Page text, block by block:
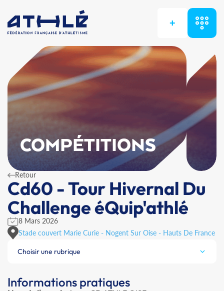
+
COMPÉTITIONS
Retour
Cd60 - Tour Hivernal Du
Challenge éQuip'athlé
8 Mars 2026
Stade couvert Marie Curie - Nogent Sur Oise - Hauts De France
Choisir une rubrique
Informations pratiques